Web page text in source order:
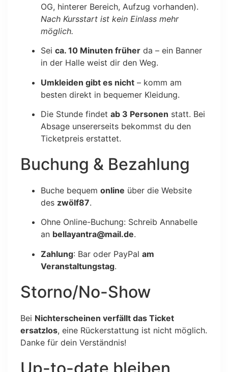
OG, hinterer Bereich, Aufzug vorhanden).
Nach Kursstart ist kein Einlass mehr
möglich.
Sei ca. 10 Minuten früher da – ein Banner
in der Halle weist dir den Weg.
Umkleiden gibt es nicht – komm am
besten direkt in bequemer Kleidung.
Die Stunde findet ab 3 Personen statt. Bei
Absage unsererseits bekommst du den
Ticketpreis erstattet.
Buchung & Bezahlung
Buche bequem online über die Website
des zwölf87.
Ohne Online-Buchung: Schreib Annabelle
an bellayantra@mail.de.
Zahlung: Bar oder PayPal am
Veranstaltungstag.
Storno/No-Show
Bei Nichterscheinen verfällt das Ticket
ersatzlos, eine Rückerstattung ist nicht möglich.
Danke für dein Verständnis!